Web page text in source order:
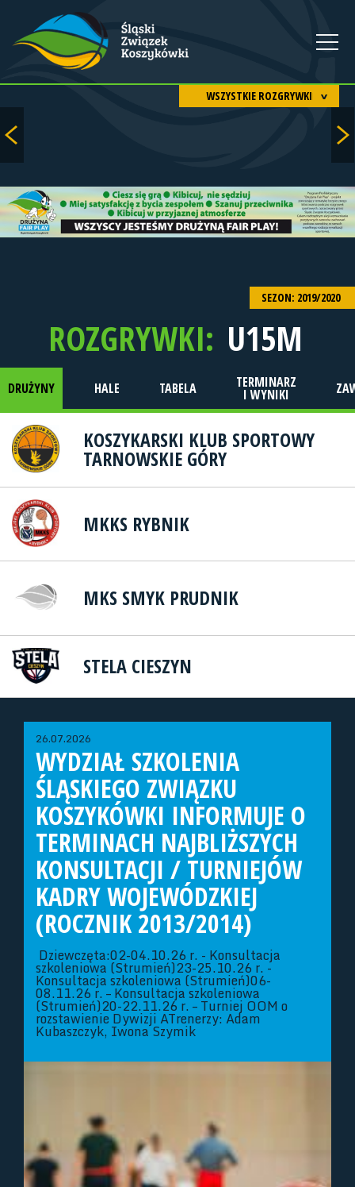
WSZYSTKIE ROZGRYWKI
SEZON: 2019/2020
ROZGRYWKI: U15M
DRUŻYNY HALE TABELA TERMINARZ
I WYNIKI
KOSZYKARSKI KLUB SPORTOWY
TARNOWSKIE GÓRY
MKKS RYBNIK
MKS SMYK PRUDNIK
STELA CIESZYN
26.07.2026
WYDZIAŁ SZKOLENIA
ŚLĄSKIEGO ZWIĄZKU
KOSZYKÓWKI INFORMUJE O
TERMINACH NAJBLIŻSZYCH
KONSULTACJI / TURNIEJÓW
KADRY WOJEWÓDZKIEJ
(ROCZNIK 2013/2014)
Dziewczęta:02-04.10.26 r. - Konsultacja
szkoleniowa (Strumień)23-25.10.26 r. -
Konsultacja szkoleniowa (Strumień)06-
08.11.26 r. – Konsultacja szkoleniowa
(Strumień)20-22.11.26 r. – Turniej OOM o
rozstawienie Dywizji ATrenerzy: Adam
Kubaszczyk, Iwona Szymik